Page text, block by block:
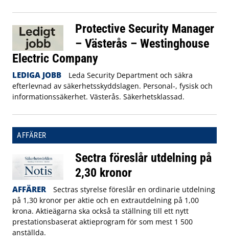
Protective Security Manager
– Västerås – Westinghouse
Electric Company
LEDIGA JOBB
Leda Security Department och säkra
efterlevnad av säkerhetsskyddslagen. Personal-, fysisk och
informationssäkerhet. Västerås. Säkerhetsklassad.
AFFÄRER
Sectra föreslår utdelning på
2,30 kronor
AFFÄRER
Sectras styrelse föreslår en ordinarie utdelning
på 1,30 kronor per aktie och en extrautdelning på 1,00
krona. Aktieägarna ska också ta ställning till ett nytt
prestationsbaserat aktieprogram för som mest 1 500
anställda.